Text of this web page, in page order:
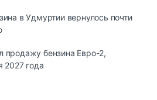
в Удмуртии вернулось почти
продажу бензина Евро-2,
2027 года